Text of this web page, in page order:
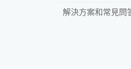
解決方案和常見問